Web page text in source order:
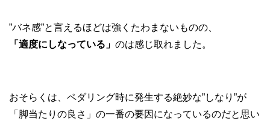
”バネ感”と言えるほどは強くたわまないものの、
「適度にしなっている」 のは感じ取れました。
おそらくは、ペダリング時に発生する絶妙な”しなり”が
「脚当たりの良さ」の一番の要因になっているのだと思い